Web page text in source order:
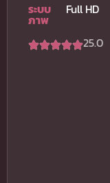
ระบบ
ภาพ
Full HD
25.0